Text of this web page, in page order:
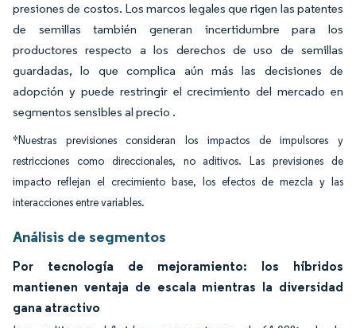
presiones de costos. Los marcos legales que rigen las patentes
de semillas también generan incertidumbre para los
productores respecto a los derechos de uso de semillas
guardadas, lo que complica aún más las decisiones de
adopción y puede restringir el crecimiento del mercado en
segmentos sensibles al precio .
*Nuestras previsiones consideran los impactos de impulsores y
restricciones como direccionales, no aditivos. Las previsiones de
impacto reflejan el crecimiento base, los efectos de mezcla y las
interacciones entre variables.
Análisis de segmentos
Por tecnología de mejoramiento: los híbridos
mantienen ventaja de escala mientras la diversidad
gana atractivo